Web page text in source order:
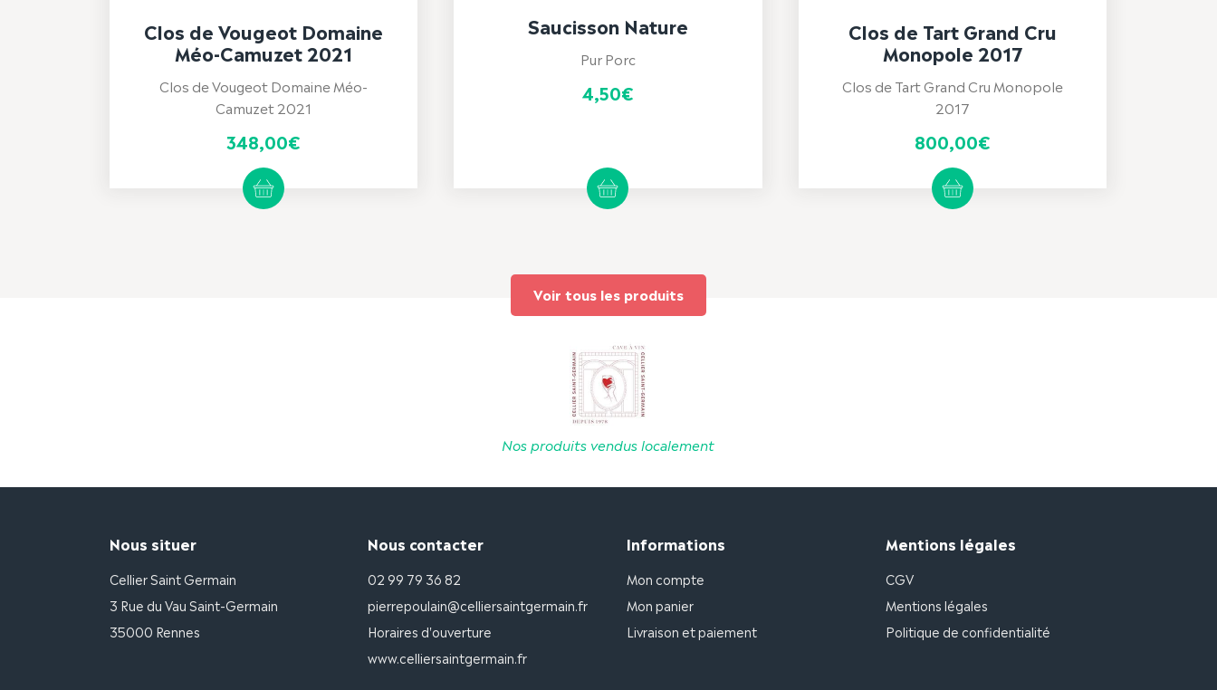
Clos de Vougeot Domaine
Méo-Camuzet 2021
Clos de Vougeot Domaine Méo-
Camuzet 2021
348,00€
Saucisson Nature
Pur Porc
4,50€
Clos de Tart Grand Cru
Monopole 2017
Clos de Tart Grand Cru Monopole
2017
800,00€
Voir tous les produits
Nos produits vendus localement
Nous situer
Cellier Saint Germain
3 Rue du Vau Saint-Germain
35000 Rennes
Nous contacter
02 99 79 36 82
pierrepoulain@celliersaintgermain.fr
Horaires d'ouverture
www.celliersaintgermain.fr
Informations
Mon compte
Mon panier
Livraison et paiement
Mentions légales
CGV
Mentions légales
Politique de confidentialité